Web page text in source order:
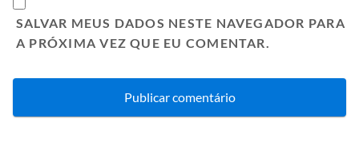
SALVAR MEUS DADOS NESTE NAVEGADOR PARA
A PRÓXIMA VEZ QUE EU COMENTAR.